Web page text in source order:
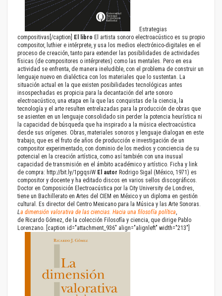
Estrategias
compositivas[/caption]
El libro El artista sonoro electroacústico es su propio
compositor, luthier e intérprete, y usa los medios electrónico-digitales en el
proceso de creación, tanto para extender las posibilidades de actividades
físicas (de compositores o intérpretes) como las mentales. Pero en esa
actividad se enfrenta, de manera ineludible, con el problema de construir un
lenguaje nuevo en dialéctica con los materiales que lo sustentan. La
situación actual en la que existen posibilidades tecnológicas antes
insospechadas es propicia para la decantación del arte sonoro
electroacústico, una etapa en la que las conquistas de la ciencia, la
tecnología y el arte resulten entrelazadas para la producción de obras que
se asienten en un lenguaje consolidado sin perder la potencia heurística ni
la capacidad de búsqueda que ha inspirado a la música electroacústica
desde sus orígenes. Obras, materiales sonoros y lenguaje dialogan en este
trabajo, que es el fruto de años de producción e investigación de un
compositor experimentado, con dominio de los medios y conciencia de su
potencial en la creación artística, como así también con una inusual
capacidad de transmisión en el ámbito académico y artístico. Ficha y link
de compra: http://bit.ly/1pgqsiW El autor Rodrigo Sigal (México, 1971) es
compositor y docente y ha editado discos en varios sellos discográficos.
Doctor en Composición Electroacústica por la City University de Londres,
tiene un Bachillerato en Artes del CIEM en México y un diploma en gestión
cultural. Es director del Centro Mexicano para la Música y las Arte Sonoras.
La dimensión valorativa de las ciencias. Hacia una filosofía política,
de Ricardo Gómez, de la colección Filosofía y ciencia, que dirige Pablo
Lorenzano. [caption id="attachment_936" align="alignleft" width="213"]